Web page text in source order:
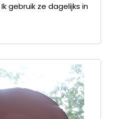
gebruik ze dagelijks in